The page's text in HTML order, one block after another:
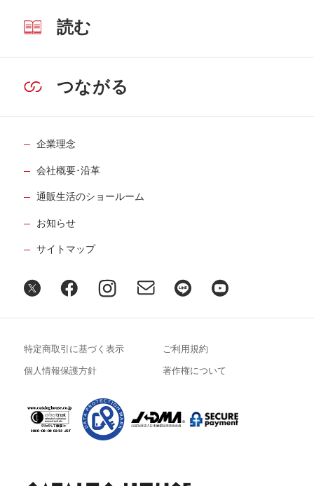
読む
つながる
企業理念
会社概要･沿革
通販生活のショールーム
お知らせ
サイトマップ
特定商取引に基づく表示 ご利用規約
個人情報保護方針 著作権について